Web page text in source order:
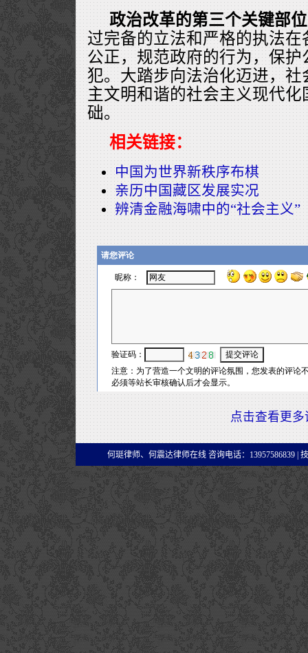
政治改革的第三个关键部位
过完备的立法和严格的执法
公正，规范政府的行为，保
犯。大踏步向法治化迈进，
主文明和谐的社会主义现代
础。
相关链接：
中国为世界新秩序布棋
亲历中国藏区发展实况
辨清金融海啸中的“社会主义”
点击查看更多
何珽律师、何震达律师在线 咨询电话：13957586839 |